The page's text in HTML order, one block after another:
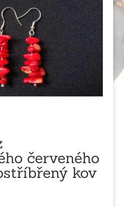
červeného
kov